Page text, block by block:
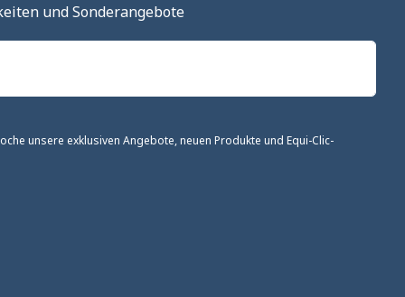
und Sonderangebote
unsere exklusiven Angebote, neuen Produkte und Equi-Clic-